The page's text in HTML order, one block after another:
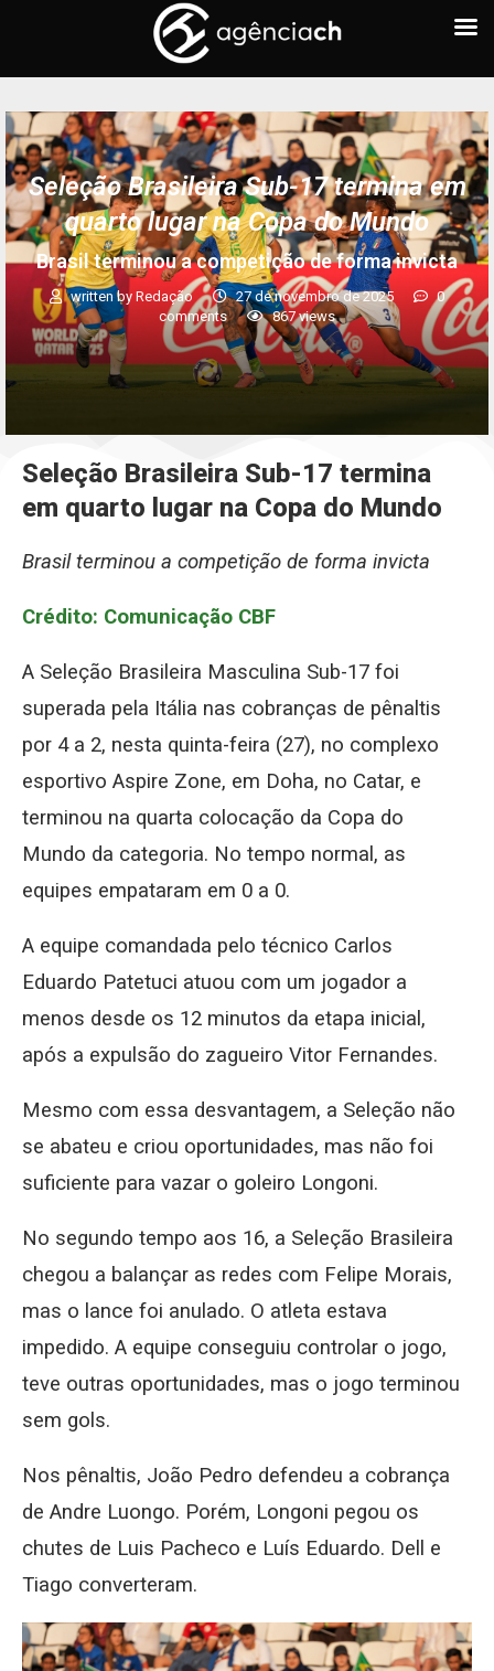
Seleção Brasileira Sub-17 termina em
quarto lugar na Copa do Mundo
Brasil terminou a competição de forma invicta
written by Redação 27 de novembro de 2025
0
comments
867views
Seleção Brasileira Sub-17 termina
em quarto lugar na Copa do Mundo
Brasil terminou a competição de forma invicta
Crédito: Comunicação CBF
A Seleção Brasileira Masculina Sub-17 foi
superada pela Itália nas cobranças de pênaltis
por 4 a 2, nesta quinta-feira (27), no complexo
esportivo Aspire Zone, em Doha, no Catar, e
terminou na quarta colocação da Copa do
Mundo da categoria. No tempo normal, as
equipes empataram em 0 a 0.
A equipe comandada pelo técnico Carlos
Eduardo Patetuci atuou com um jogador a
menos desde os 12 minutos da etapa inicial,
após a expulsão do zagueiro Vitor Fernandes.
Mesmo com essa desvantagem, a Seleção não
se abateu e criou oportunidades, mas não foi
suficiente para vazar o goleiro Longoni.
No segundo tempo aos 16, a Seleção Brasileira
chegou a balançar as redes com Felipe Morais,
mas o lance foi anulado. O atleta estava
impedido. A equipe conseguiu controlar o jogo,
teve outras oportunidades, mas o jogo terminou
sem gols.
Nos pênaltis, João Pedro defendeu a cobrança
de Andre Luongo. Porém, Longoni pegou os
chutes de Luis Pacheco e Luís Eduardo. Dell e
Tiago converteram.